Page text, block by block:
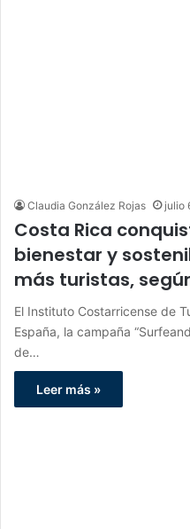
Claudia González Rojas julio
Costa Rica
bienestar y
más turistas,
El Instituto Costarricense de
España, la campaña
de…
Leer más »